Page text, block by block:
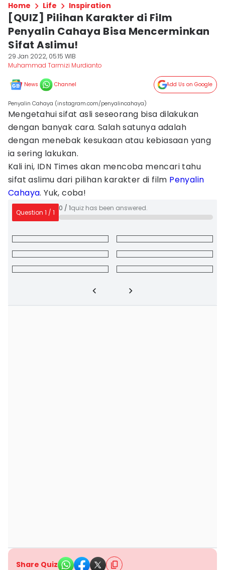
Home Life Inspiration
[QUIZ] Pilihan Karakter di Film
Penyalin Cahaya Bisa Mencerminkan
Sifat Aslimu!
29 Jan 2022, 05:15 WIB
Muhammad Tarmizi Murdianto
News Channel Add Us on Google
Penyalin Cahaya (instagram.com/penyalincahaya)
Mengetahui sifat asli seseorang bisa dilakukan
dengan banyak cara. Salah satunya adalah
dengan menebak kesukaan atau kebiasaan yang
ia sering lakukan.
Kali ini, IDN Times akan mencoba mencari tahu
sifat aslimu dari pilihan karakter di film Penyalin
Cahaya. Yuk, coba!
Question 1 / 1
0 / 1quiz has been answered.
Share Quiz